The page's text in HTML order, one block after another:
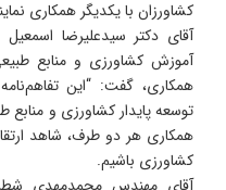
کشاورزان با یکدیگر همکاری
آقای دکتر سیدعلیرضا
آموزش کشاورزی و منابع
همکاری، گفت: “این
توسعه پایدار کشاورزی و منابع
همکاری هر دو طرف، شاهد
کشاورزی باشیم.